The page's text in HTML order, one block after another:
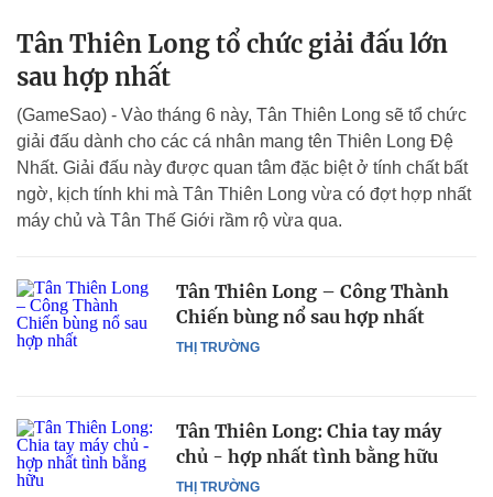
Tân Thiên Long tổ chức giải đấu lớn
sau hợp nhất
(GameSao) - Vào tháng 6 này, Tân Thiên Long sẽ tổ chức
giải đấu dành cho các cá nhân mang tên Thiên Long Đệ
Nhất. Giải đấu này được quan tâm đặc biệt ở tính chất bất
ngờ, kịch tính khi mà Tân Thiên Long vừa có đợt hợp nhất
máy chủ và Tân Thế Giới rầm rộ vừa qua.
THỊ TRƯỜNG
Tân Thiên Long – Công Thành
Chiến bùng nổ sau hợp nhất
THỊ TRƯỜNG
Tân Thiên Long: Chia tay máy
chủ - hợp nhất tình bằng hữu